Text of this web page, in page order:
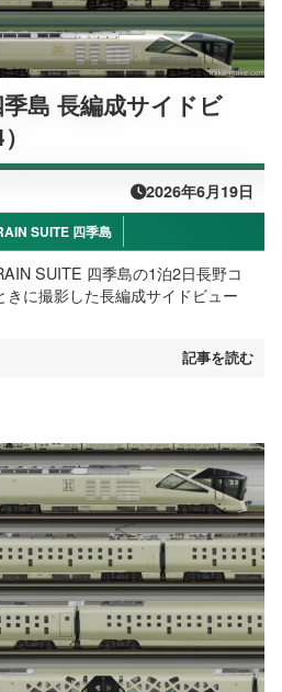
島 長編成サイドビ
2026年6月19日
SUITE 四季島
SUITE 四季島の1泊2日長野コ
に撮影した長編成サイドビュー
記事を読む